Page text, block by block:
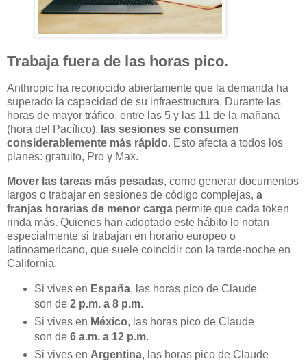
Trabaja fuera de las horas pico.
Anthropic ha reconocido abiertamente que la demanda ha
superado la capacidad de su infraestructura. Durante las
horas de mayor tráfico, entre las 5 y las 11 de la mañana
(hora del Pacífico), las sesiones se consumen
considerablemente más rápido. Esto afecta a todos los
planes: gratuito, Pro y Max.
Mover las tareas más pesadas, como generar documentos
largos o trabajar en sesiones de código complejas, a
franjas horarias de menor carga permite que cada token
rinda más. Quienes han adoptado este hábito lo notan
especialmente si trabajan en horario europeo o
latinoamericano, que suele coincidir con la tarde-noche en
California.
Si vives en España, las horas pico de Claude
son de 2 p.m. a 8 p.m.
Si vives en México, las horas pico de Claude
son de 6 a.m. a 12 p.m.
Si vives en Argentina, las horas pico de Claude